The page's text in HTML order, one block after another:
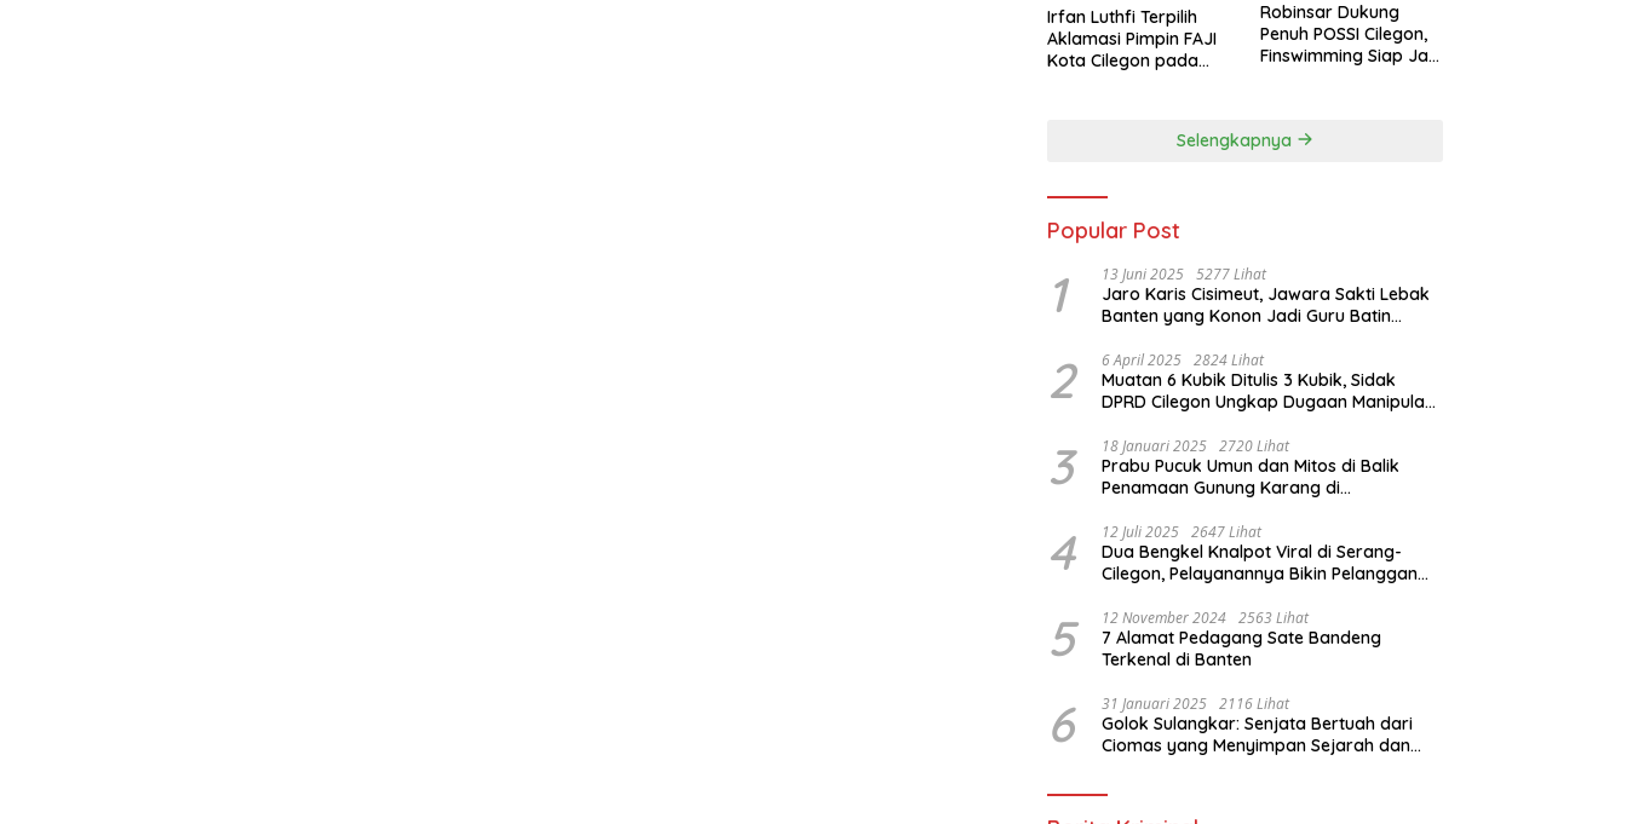
Irfan Luthfi Terpilih
Aklamasi Pimpin FAJI
Kota Cilegon pada
Robinsar Dukung
Penuh POSSI Cilegon,
Finswimming Siap Jadi
Selengkapnya
Popular Post
1 13 Juni 2025 5277 Lihat
Jaro Karis Cisimeut, Jawara Sakti Lebak
Banten yang Konon Jadi Guru Batin
2 6 April 2025 2824 Lihat
Muatan 6 Kubik Ditulis 3 Kubik, Sidak
DPRD Cilegon Ungkap Dugaan Manipulasi
3 18 Januari 2025 2720 Lihat
Prabu Pucuk Umun dan Mitos di Balik
Penamaan Gunung Karang di
4 12 Juli 2025 2647 Lihat
Dua Bengkel Knalpot Viral di Serang-
Cilegon, Pelayanannya Bikin Pelanggan
5 12 November 2024 2563 Lihat
7 Alamat Pedagang Sate Bandeng
Terkenal di Banten
6 31 Januari 2025 2116 Lihat
Golok Sulangkar: Senjata Bertuah dari
Ciomas yang Menyimpan Sejarah dan